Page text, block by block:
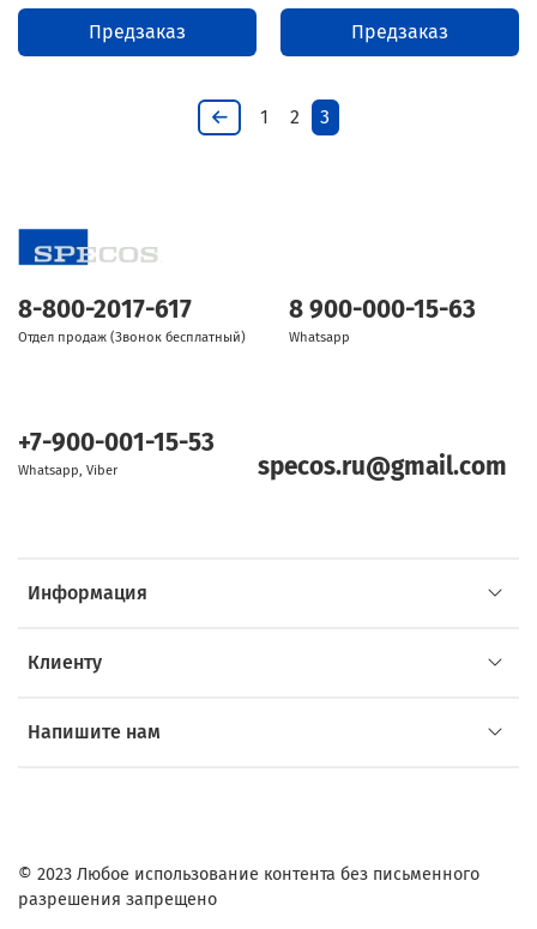
Предзаказ Предзаказ
1 2 3
Информация
Клиенту
Напишите нам
8-800-2017-617
Отдел продаж (Звонок бесплатный)
8 900-000-15-63
Whatsapp
+7-900-001-15-53
Whatsapp, Viber specos.ru@gmail.com
© 2023 Любое использование контента без письменного
разрешения запрещено